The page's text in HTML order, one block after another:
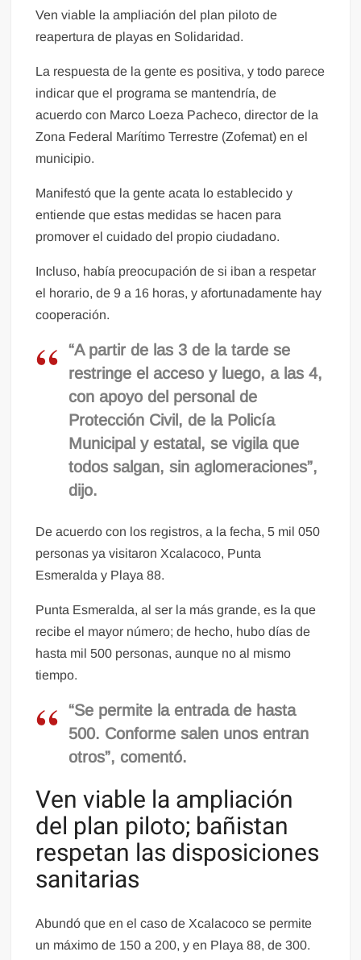
Ven viable la ampliación del plan piloto de
reapertura de playas en Solidaridad.
La respuesta de la gente es positiva, y todo parece
indicar que el programa se mantendría, de
acuerdo con Marco Loeza Pacheco, director de la
Zona Federal Marítimo Terrestre (Zofemat) en el
municipio.
Manifestó que la gente acata lo establecido y
entiende que estas medidas se hacen para
promover el cuidado del propio ciudadano.
Incluso, había preocupación de si iban a respetar
el horario, de 9 a 16 horas, y afortunadamente hay
cooperación.
“A partir de las 3 de la tarde se
restringe el acceso y luego, a las 4,
con apoyo del personal de
Protección Civil, de la Policía
Municipal y estatal, se vigila que
todos salgan, sin aglomeraciones”,
dijo.
De acuerdo con los registros, a la fecha, 5 mil 050
personas ya visitaron Xcalacoco, Punta
Esmeralda y Playa 88.
Punta Esmeralda, al ser la más grande, es la que
recibe el mayor número; de hecho, hubo días de
hasta mil 500 personas, aunque no al mismo
tiempo.
“Se permite la entrada de hasta
500. Conforme salen unos entran
otros”, comentó.
Ven viable la ampliación
del plan piloto; bañistan
respetan las disposiciones
sanitarias
Abundó que en el caso de Xcalacoco se permite
un máximo de 150 a 200, y en Playa 88, de 300.